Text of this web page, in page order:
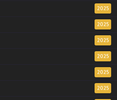
2025
2025
2025
2025
2025
2025